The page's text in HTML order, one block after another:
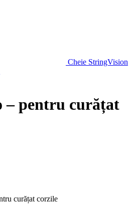
Cheie StringVision
– pentru curățat
curățat corzile